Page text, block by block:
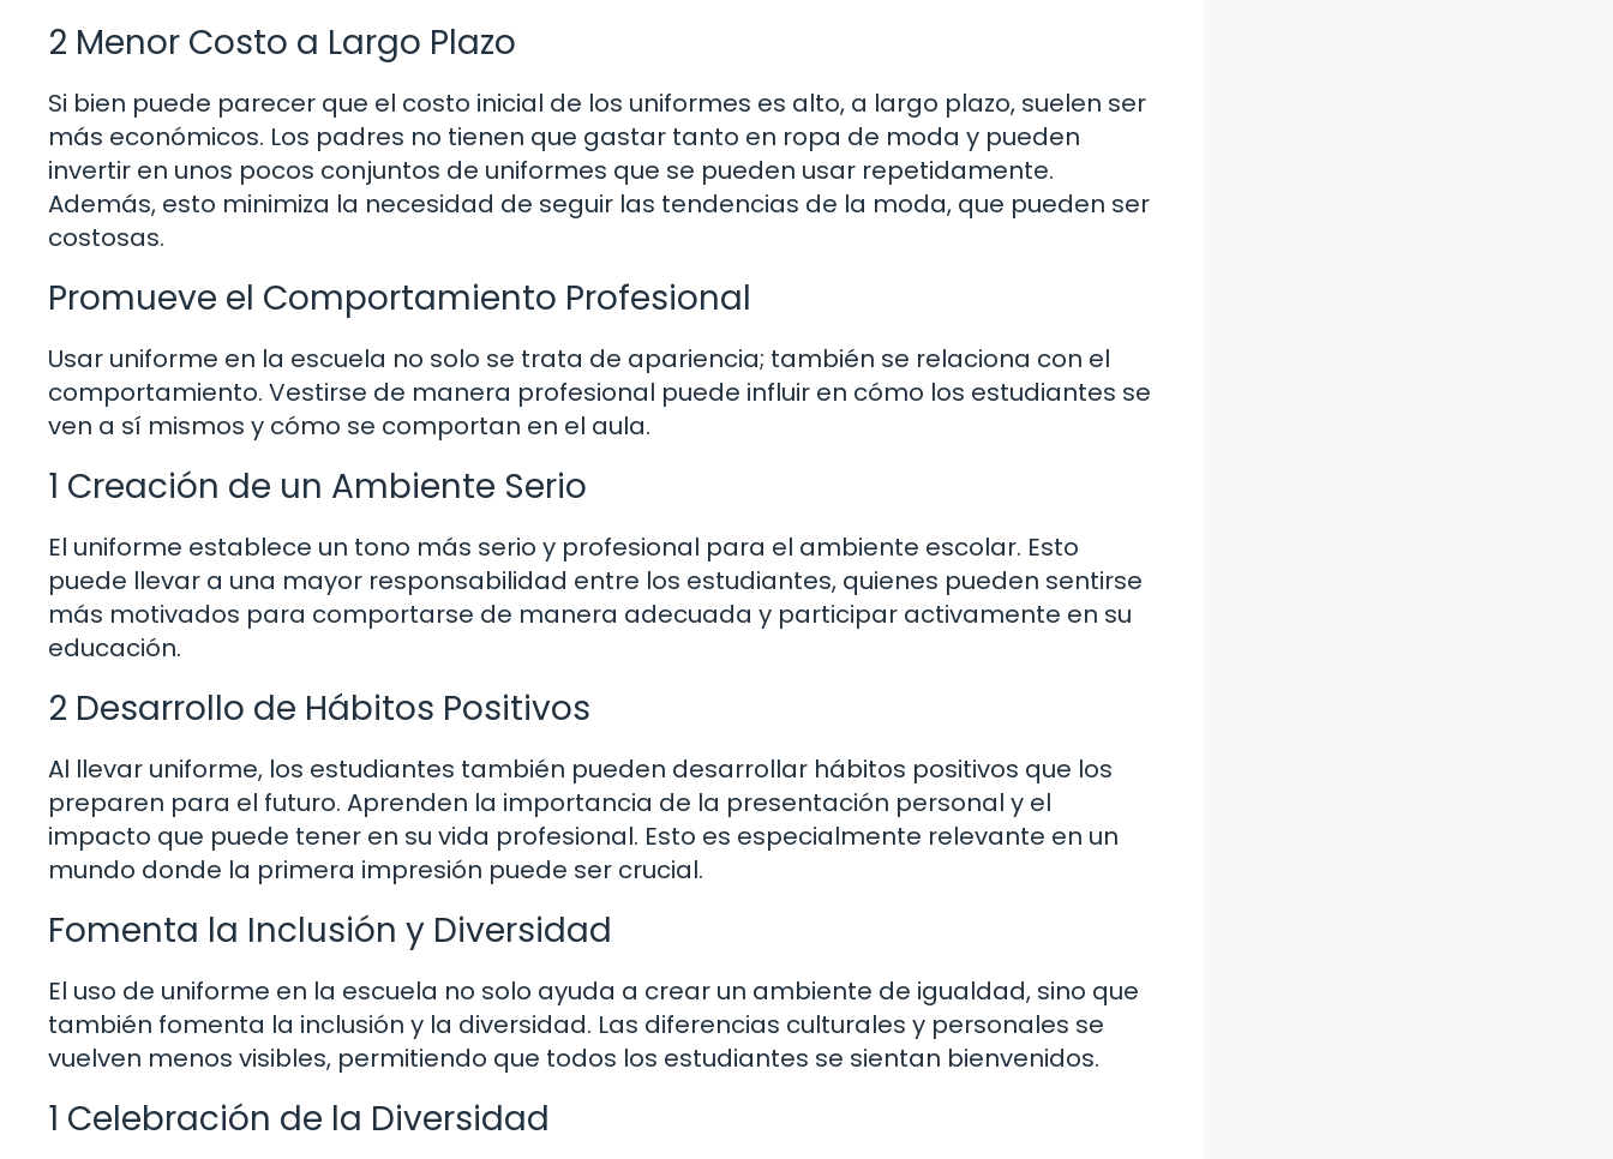
2 Menor Costo a Largo Plazo
Si bien puede parecer que el costo inicial de los uniformes es alto, a largo plazo, suelen ser
más económicos. Los padres no tienen que gastar tanto en ropa de moda y pueden
invertir en unos pocos conjuntos de uniformes que se pueden usar repetidamente.
Además, esto minimiza la necesidad de seguir las tendencias de la moda, que pueden ser
costosas.
Promueve el Comportamiento Profesional
Usar uniforme en la escuela no solo se trata de apariencia; también se relaciona con el
comportamiento. Vestirse de manera profesional puede influir en cómo los estudiantes se
ven a sí mismos y cómo se comportan en el aula.
1 Creación de un Ambiente Serio
El uniforme establece un tono más serio y profesional para el ambiente escolar. Esto
puede llevar a una mayor responsabilidad entre los estudiantes, quienes pueden sentirse
más motivados para comportarse de manera adecuada y participar activamente en su
educación.
2 Desarrollo de Hábitos Positivos
Al llevar uniforme, los estudiantes también pueden desarrollar hábitos positivos que los
preparen para el futuro. Aprenden la importancia de la presentación personal y el
impacto que puede tener en su vida profesional. Esto es especialmente relevante en un
mundo donde la primera impresión puede ser crucial.
Fomenta la Inclusión y Diversidad
El uso de uniforme en la escuela no solo ayuda a crear un ambiente de igualdad, sino que
también fomenta la inclusión y la diversidad. Las diferencias culturales y personales se
vuelven menos visibles, permitiendo que todos los estudiantes se sientan bienvenidos.
1 Celebración de la Diversidad